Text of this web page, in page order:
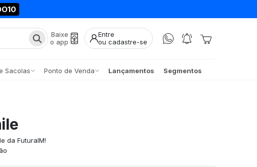
Baixe
o app
Entre
ou cadastre-se
Sacolas Ponto de Venda Lançamentos Segmentos
da FuturaIM!